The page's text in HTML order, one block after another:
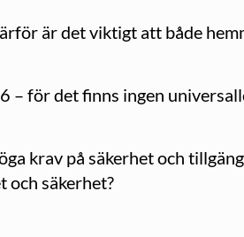
är det viktigt att både
– för det finns ingen
krav på säkerhet och
och säkerhet?